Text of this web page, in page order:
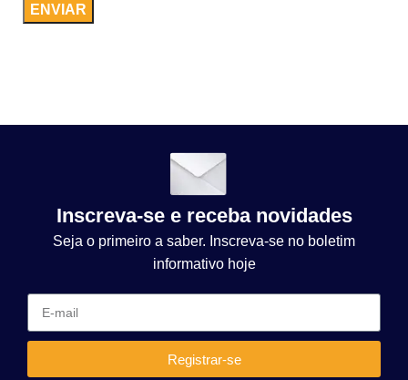
Inscreva-se e receba novidades
Seja o primeiro a saber. Inscreva-se no boletim
informativo hoje
Registrar-se